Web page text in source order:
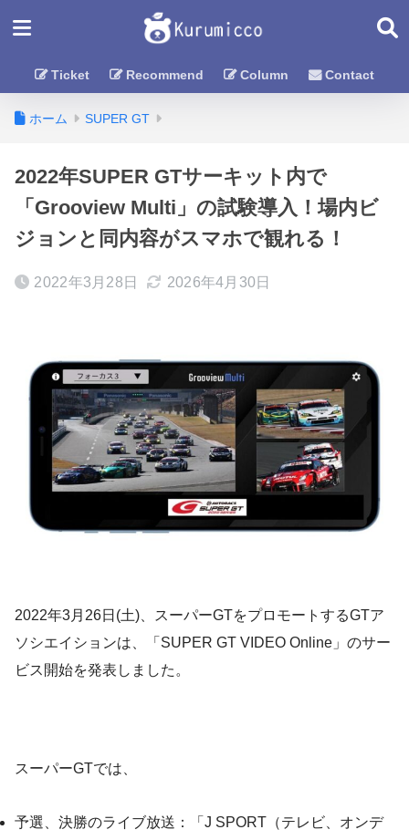
Ticket Recommend Column Contact
ホーム SUPER GT
2022年SUPER GTサーキット内で
「Grooview Multi」の試験導入！場内ビ
ジョンと同内容がスマホで観れる！
2022年3月28日 2026年4月30日
2022年3月26日(土)、スーパーGTをプロモートするGTア
ソシエイションは、「SUPER GT VIDEO Online」のサー
ビス開始を発表しました。
スーパーGTでは、
予選、決勝のライブ放送：「J SPORT（テレビ、オンデ